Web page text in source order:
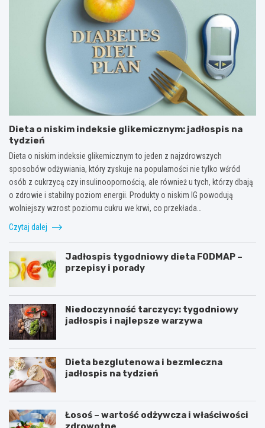
Dieta o niskim indeksie glikemicznym: jadłospis na
tydzień
Dieta o niskim indeksie glikemicznym to jeden z najzdrowszych
sposobów odżywiania, który zyskuje na popularności nie tylko wśród
osób z cukrzycą czy insulinoopornością, ale również u tych, którzy dbają
o zdrowie i stabilny poziom energii. Produkty o niskim IG powodują
wolniejszy wzrost poziomu cukru we krwi, co przekłada…
Czytaj dalej
Jadłospis tygodniowy dieta FODMAP –
przepisy i porady
Niedoczynność tarczycy: tygodniowy
jadłospis i najlepsze warzywa
Dieta bezglutenowa i bezmleczna
jadłospis na tydzień
Łosoś – wartość odżywcza i właściwości